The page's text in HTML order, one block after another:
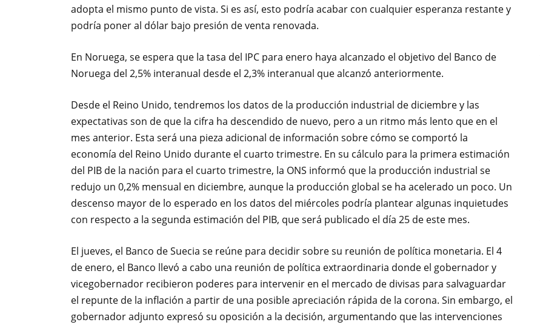
adopta el mismo punto de vista. Si es así, esto podría acabar con cualquier esperanza restante y
podría poner al dólar bajo presión de venta renovada.
En Noruega, se espera que la tasa del IPC para enero haya alcanzado el objetivo del Banco de
Noruega del 2,5% interanual desde el 2,3% interanual que alcanzó anteriormente.
Desde el Reino Unido, tendremos los datos de la producción industrial de diciembre y las
expectativas son de que la cifra ha descendido de nuevo, pero a un ritmo más lento que en el
mes anterior. Esta será una pieza adicional de información sobre cómo se comportó la
economía del Reino Unido durante el cuarto trimestre. En su cálculo para la primera estimación
del PIB de la nación para el cuarto trimestre, la ONS informó que la producción industrial se
redujo un 0,2% mensual en diciembre, aunque la producción global se ha acelerado un poco. Un
descenso mayor de lo esperado en los datos del miércoles podría plantear algunas inquietudes
con respecto a la segunda estimación del PIB, que será publicado el día 25 de este mes.
El jueves, el Banco de Suecia se reúne para decidir sobre su reunión de política monetaria. El 4
de enero, el Banco llevó a cabo una reunión de política extraordinaria donde el gobernador y
vicegobernador recibieron poderes para intervenir en el mercado de divisas para salvaguardar
el repunte de la inflación a partir de una posible apreciación rápida de la corona. Sin embargo, el
gobernador adjunto expresó su oposición a la decisión, argumentando que las intervenciones